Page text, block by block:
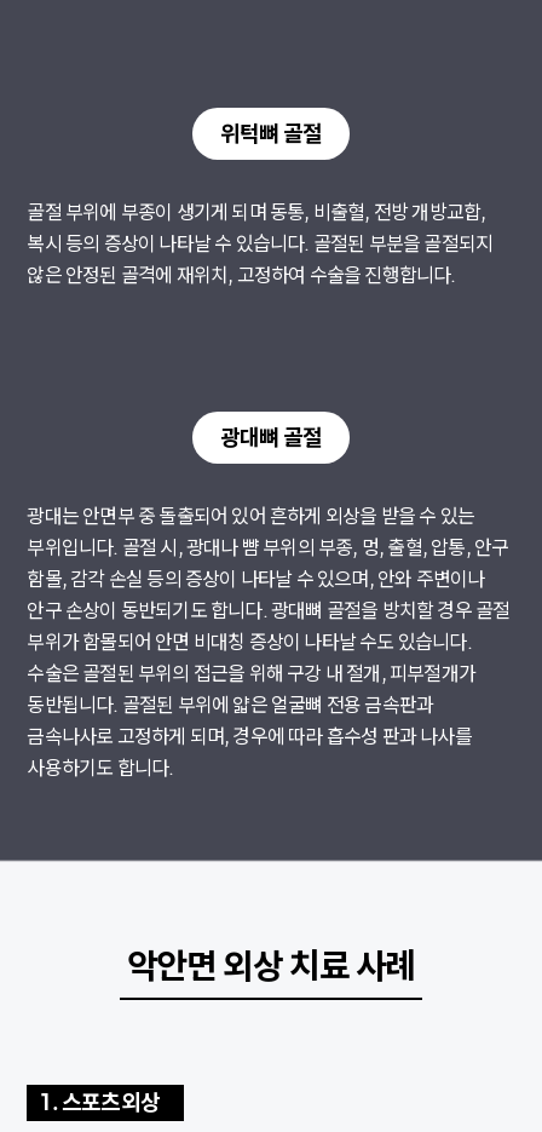
위턱뼈 골절
골절 부위에 부종이 생기게 되며 동통, 비출혈, 전방 개방교합,
복시 등의 증상이 나타날 수 있습니다. 골절된 부분을 골절되지
않은 안정된 골격에 재위치, 고정하여 수술을 진행합니다.
광대뼈 골절
광대는 안면부 중 돌출되어 있어 흔하게 외상을 받을 수 있는
부위입니다. 골절 시, 광대나 뺨 부위의 부종, 멍, 출혈, 압통, 안구
함몰, 감각 손실 등의 증상이 나타날 수 있으며, 안와 주변이나
안구 손상이 동반되기도 합니다. 광대뼈 골절을 방치할 경우 골절
부위가 함몰되어 안면 비대칭 증상이 나타날 수도 있습니다.
수술은 골절된 부위의 접근을 위해 구강 내 절개, 피부절개가
동반됩니다. 골절된 부위에 얇은 얼굴뼈 전용 금속판과
금속나사로 고정하게 되며, 경우에 따라 흡수성 판과 나사를
사용하기도 합니다.
악안면 외상 치료 사례
1. 스포츠외상